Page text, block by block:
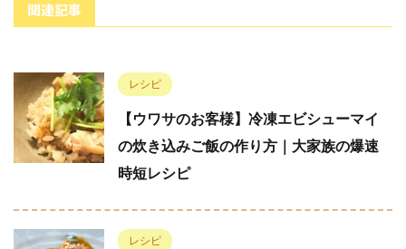
関連記事
レシピ
【ウワサのお客様】冷凍エビシューマイ
の炊き込みご飯の作り方｜大家族の爆速
時短レシピ
レシピ